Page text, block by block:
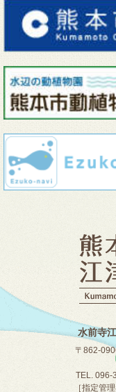
水前寺
〒862-
TEL. 096-
［指定管理